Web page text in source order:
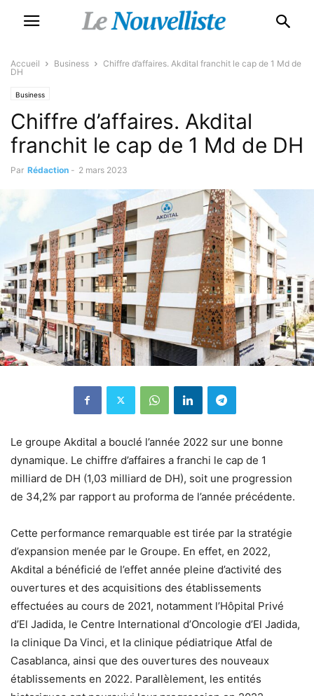
Accueil Business
Chiffre d’affaires. Akdital franchit le cap de 1 Md de
DH
Business
Chiffre d’affaires. Akdital
franchit le cap de 1 Md de DH
Par Rédaction - 2 mars 2023
Le groupe Akdital a bouclé l’année 2022 sur une bonne
dynamique. Le chiffre d’affaires a franchi le cap de 1
milliard de DH (1,03 milliard de DH), soit une progression
de 34,2% par rapport au proforma de l’année précédente.
Cette performance remarquable est tirée par la stratégie
d’expansion menée par le Groupe. En effet, en 2022,
Akdital a bénéficié de l’effet année pleine d’activité des
ouvertures et des acquisitions des établissements
effectuées au cours de 2021, notamment l’Hôpital Privé
d’El Jadida, le Centre International d’Oncologie d’El Jadida,
la clinique Da Vinci, et la clinique pédiatrique Atfal de
Casablanca, ainsi que des ouvertures des nouveaux
établissements en 2022. Parallèlement, les entités